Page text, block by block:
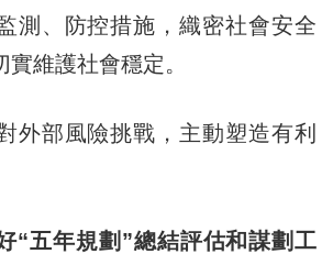
測、防控措施，織密社會安全
維護社會穩定。
部風險挑戰，主動塑造有利
“五年規劃”總結評估和謀劃工